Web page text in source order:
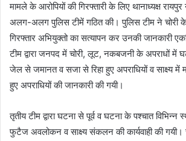
मामले के आरोपियों की‌ गिरफ्तारी के लिए थानाध्यक्ष
अलग-अलग पुलिस टीमें गठित की। पुलिस टीम ने चोरी के
गिरफ्तार अभियुक्तो का सत्यापन कर उनकी जानकारी
टीम द्वारा जनपद में चोरी, लूट, नकबजनी के अपराधों में
जेल से जमानत व सजा से रिहा हुए अपराधियों व साक्ष्य में
हुए अपराधियों की जानकारी की गयी।
तृतीय टीम द्वारा घटना से पूर्व व घटना के पश्चात विभिन्न
फुटैज अवलोकन व साक्ष्य संकलन की कार्यवाही की गयी।